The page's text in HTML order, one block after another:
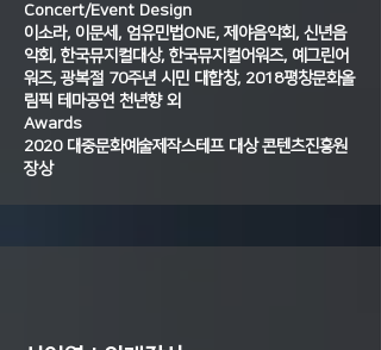
Concert/Event Design
이소라, 이문세, 엄유민법ONE, 제야음악회, 신년음
악회, 한국뮤지컬대상, 한국뮤지컬어워즈, 예그린어
워즈, 광복절 70주년 시민 대합창, 2018평창문화올
림픽 테마공연 천년향 외
Awards
2020 대중문화예술제작스테프 대상 콘텐츠진흥원
장상